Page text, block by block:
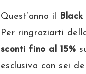
Quest’anno il
Per ringraziarti
sconti fino al 15%
esclusiva con sei